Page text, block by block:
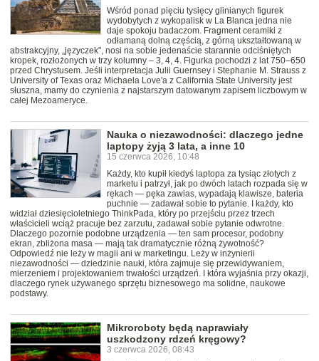
Wśród ponad pięciu tysięcy glinianych figurek
wydobytych z wykopalisk w La Blanca jedna nie
daje spokoju badaczom. Fragment ceramiki z
odłamaną dolną częścią, z górną ukształtowaną w
abstrakcyjny, „języczek", nosi na sobie jedenaście starannie odciśniętych
kropek, rozłożonych w trzy kolumny – 3, 4, 4. Figurka pochodzi z lat 750–650
przed Chrystusem. Jeśli interpretacja Julii Guernsey i Stephanie M. Strauss z
University of Texas oraz Michaela Love'a z California State University jest
słuszna, mamy do czynienia z najstarszym datowanym zapisem liczbowym w
całej Mezoameryce.
Nauka o niezawodności: dlaczego jedne
laptopy żyją 3 lata, a inne 10
15 czerwca 2026, 10:48
Każdy, kto kupił kiedyś laptopa za tysiąc złotych z
marketu i patrzył, jak po dwóch latach rozpada się w
rękach — pęka zawias, wypadają klawisze, bateria
puchnie — zadawał sobie to pytanie. I każdy, kto
widział dziesięcioletniego ThinkPada, który po przejściu przez trzech
właścicieli wciąż pracuje bez zarzutu, zadawał sobie pytanie odwrotne.
Dlaczego pozornie podobne urządzenia — ten sam procesor, podobny
ekran, zbliżona masa — mają tak dramatycznie różną żywotność?
Odpowiedź nie leży w magii ani w marketingu. Leży w inżynierii
niezawodności — dziedzinie nauki, która zajmuje się przewidywaniem,
mierzeniem i projektowaniem trwałości urządzeń. I która wyjaśnia przy okazji,
dlaczego rynek używanego sprzętu biznesowego ma solidne, naukowe
podstawy.
Mikroroboty będą naprawiały
uszkodzony rdzeń kręgowy?
3 czerwca 2026, 08:43